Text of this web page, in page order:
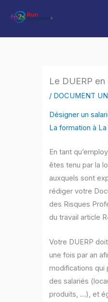
Le DUERP
/ DOCUMENT
Désigner un
La formation à La
En tant
êtes tenu par la
auxquels sont
rédiger votre
des Risques
du travail article
Votre DUERP
une fois par an
modifications qui
des salariés
produits, …), et